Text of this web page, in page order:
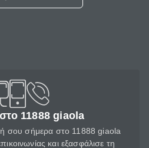
11888 giaola
σου σήμερα στο 11888 giaola
και εξασφάλισε τη